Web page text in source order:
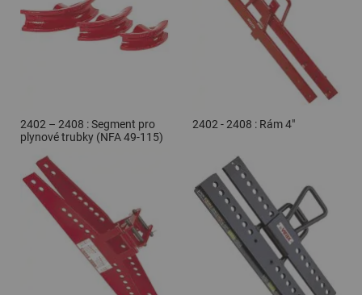
2402 – 2408 : Segment pro
plynové trubky (NFA 49-115)
2402 - 2408 : Rám 4"